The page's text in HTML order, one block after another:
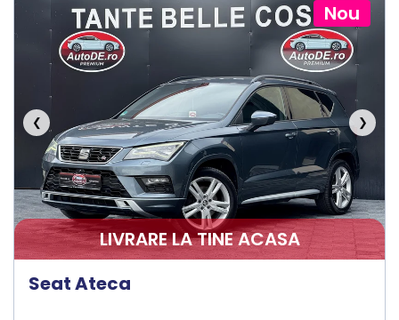
Nou
❮ ❯
LIVRARE LA TINE ACASA
Seat Ateca